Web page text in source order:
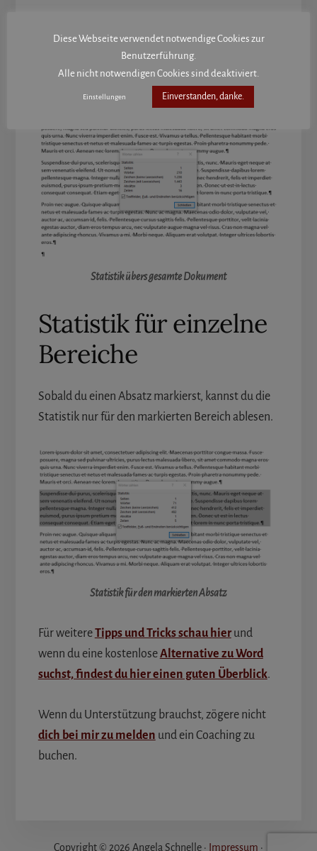
Statusleiste. Dort bekommst du die
Dokumentstatistik für das gesamte Dokument
Statistik übers gesamteDokument
Statistik für einzelne
Bereiche
Sobald du einen Absatz markierst, kannst du die
Statistik nur für den markierten Bereich ablesen.
Statistik für den markierten Absatz
Für weitereTipps und Tricks schau hierund
wenn du eine kostenloseAlternative zu Word
suchst, findest du hier einen guten Überblick.
Wenn du Unterstützung brauchst, zögere nicht
dich bei mir zu melden und ein Coaching zu
buchen.
Copyright © 2026 Angela Schnelle · Impressum ·
Diese Webseite verwendet notwendige Cookies zur
Benutzerführung.
Alle nicht notwendigen Cookies sind deaktiviert.
Einstellungen Einverstanden, danke.